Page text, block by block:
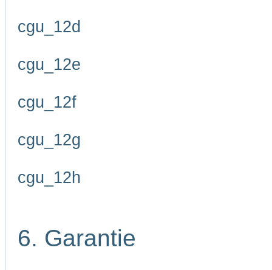
cgu_12d
cgu_12e
cgu_12f
cgu_12g
cgu_12h
6. Garantie